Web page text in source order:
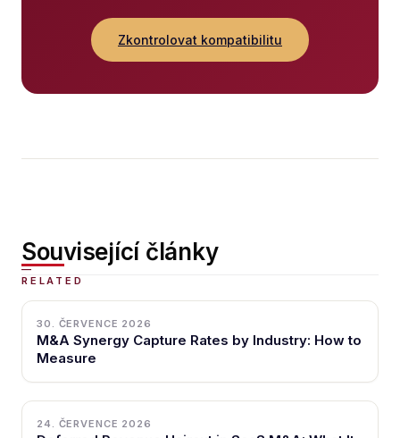
Zkontrolovat kompatibilitu
Související články
30. ČERVENCE 2026
M&A Synergy Capture Rates by Industry: How to
Measure
24. ČERVENCE 2026